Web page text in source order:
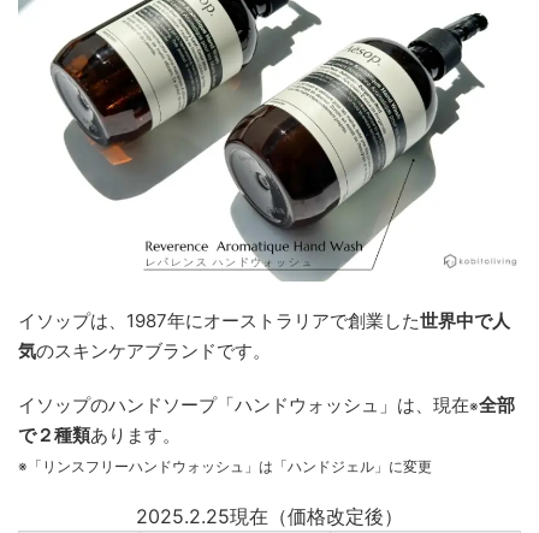
イソップは、1987年にオーストラリアで創業した世界中で人
気のスキンケアブランドです。
イソップのハンドソープ「ハンドウォッシュ」は、現在※全部
で２種類あります。
※「リンスフリーハンドウォッシュ」は「ハンドジェル」に変更
2025.2.25現在（価格改定後）